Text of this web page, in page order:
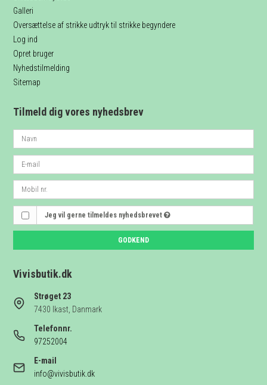
Galleri
Oversættelse af strikke udtryk til strikke begyndere
Log ind
Opret bruger
Nyhedstilmelding
Sitemap
Tilmeld dig vores nyhedsbrev
Jeg vil gerne tilmeldes nyhedsbrevet
GODKEND
Vivisbutik.dk
Strøget 23
7430 Ikast, Danmark
Telefonnr.
97252004
E-mail
info@vivisbutik.dk